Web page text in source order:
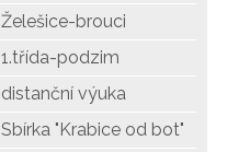
Želešice-brouci
1.třída-podzim
distanční výuka
Sbírka "Krabice od bot"